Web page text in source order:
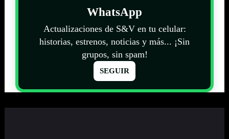
WhatsApp
Actualizaciones de S&V en tu celular:
historias, estrenos, noticias y más... ¡Sin
grupos, sin spam!
SEGUIR